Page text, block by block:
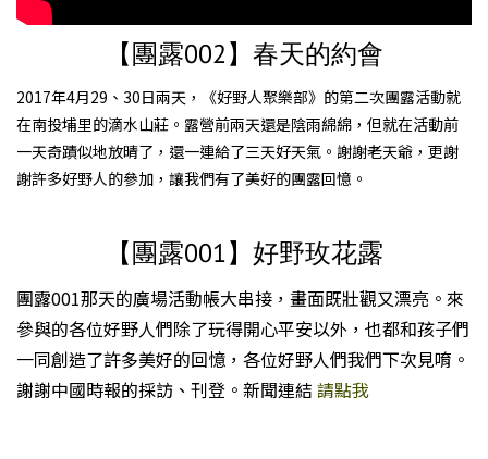
【團露002】春天的約會
2017年4月29、30日兩天，《好野人聚樂部》的第二次團露活動就
在南投埔里的滴水山莊。露營前兩天還是陰雨綿綿，但就在活動前
一天奇蹟似地放晴了，還一連給了三天好天氣。謝謝老天爺，更謝
謝許多好野人的參加，讓我們有了美好的團露回憶。
【團露001】好野玫花露
團露001那天的廣場活動帳大串接，畫面既壯觀又漂亮。來
參與的各位好野人們除了玩得開心平安以外，也都和孩子們
一同創造了許多美好的回憶，各位好野人們我們下次見唷。
謝謝中國時報的採訪、刊登。新聞連結 請點我